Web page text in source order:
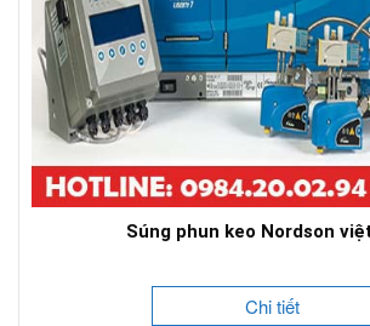
Súng phun keo Nordson
Chi tiết